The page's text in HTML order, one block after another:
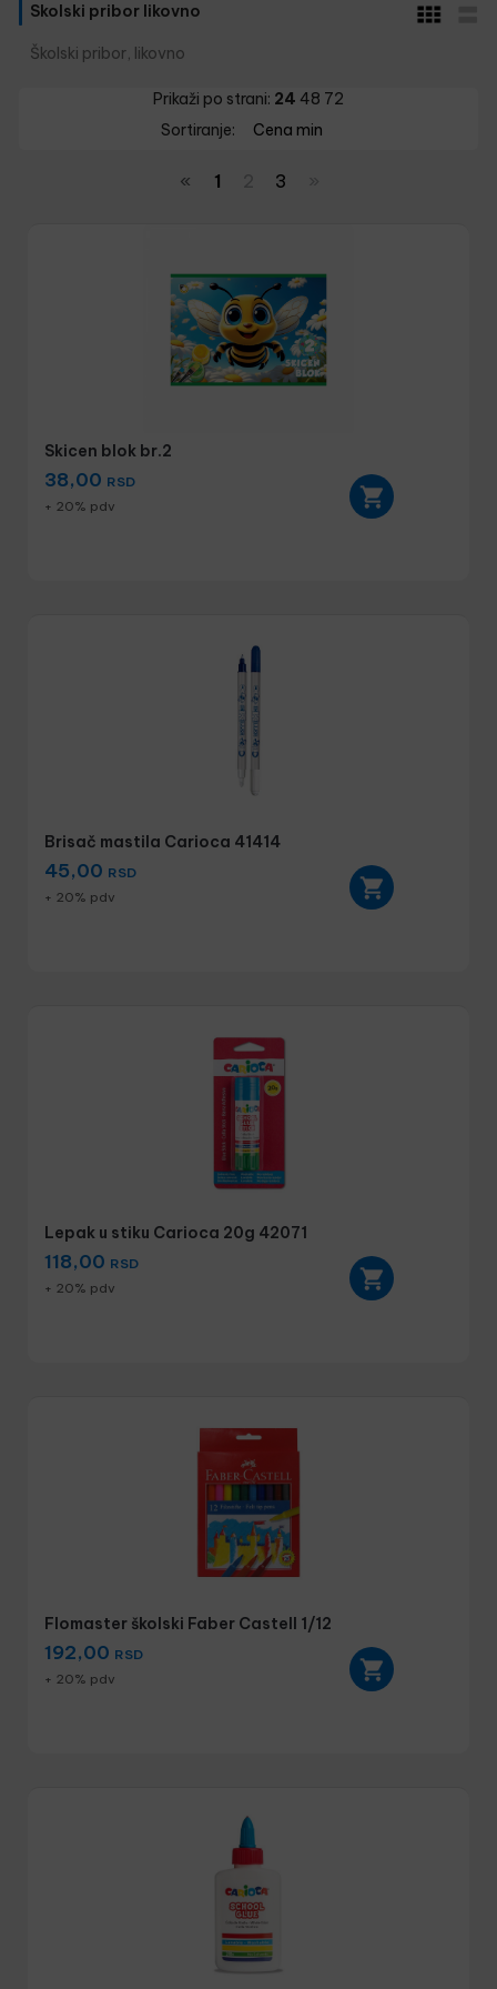
Skolski pribor likovno
Školski pribor, likovno
Prikaži po strani: 24 48 72
Sortiranje:
Cena min
« 1 3
Skicen blok br.2
38,00 RSD
+ 20% pdv
Brisač mastila Carioca 41414
45,00 RSD
+ 20% pdv
Lepak u stiku Carioca 20g 42071
118,00 RSD
+ 20% pdv
Flomaster školski Faber Castell 1/12
192,00 RSD
+ 20% pdv